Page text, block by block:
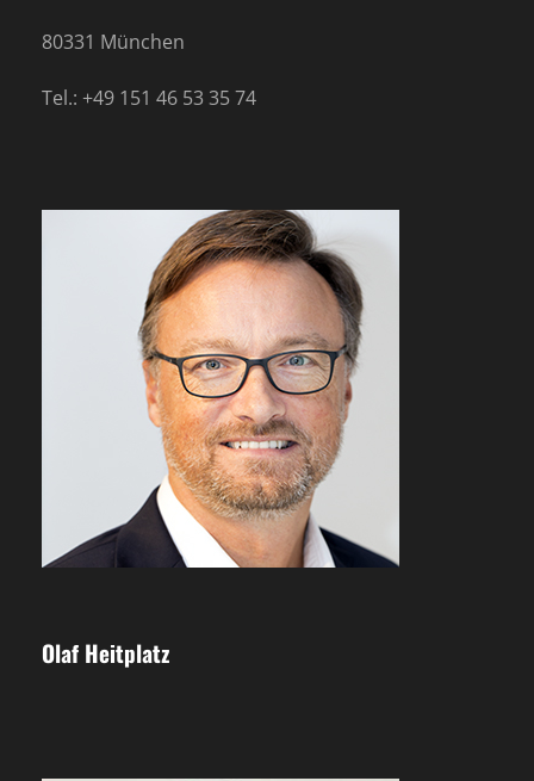
80331 München
Tel.: +49 151 46 53 35 74
Olaf Heitplatz